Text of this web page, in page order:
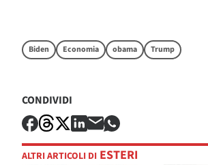
Biden Economia obama Trump
CONDIVIDI
ALTRI ARTICOLI DI ESTERI